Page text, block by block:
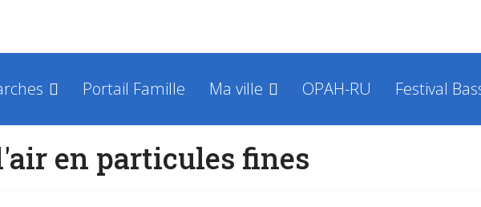
Portail Famille Ma ville OPAH-RU Festival
en particules fines